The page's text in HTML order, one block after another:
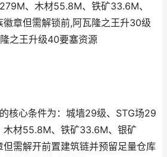
、木材55.8M、铁矿33.6M、
徽章但需解锁前,阿瓦隆之王升30级
之王升级40要塞资源
核心条件为：城墙29级、STG场29
木材55.8M、铁矿33.6M、银矿
但需解开前置建筑链并预留足量仓库